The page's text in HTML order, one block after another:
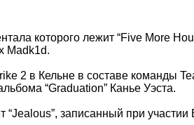
которого лежит “Five More
Madk1d.
2 в Кельне в составе команды
“Graduation” Канье Уэста.
записанный при